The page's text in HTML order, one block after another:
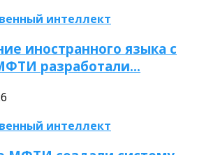
интеллект
иностранного языка с
разработали…
интеллект